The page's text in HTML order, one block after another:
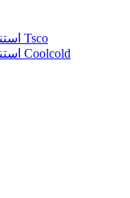
استند و پایه خنک کننده Tsco
استند و پایه خنک کننده Coolcold